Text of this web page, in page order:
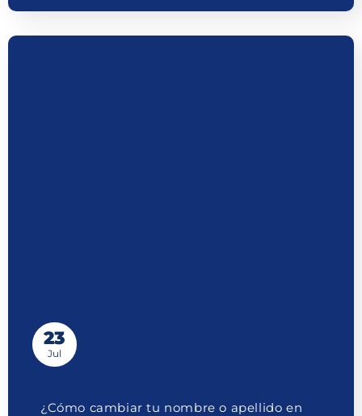
23
Jul
¿Cómo cambiar tu nombre o apellido en